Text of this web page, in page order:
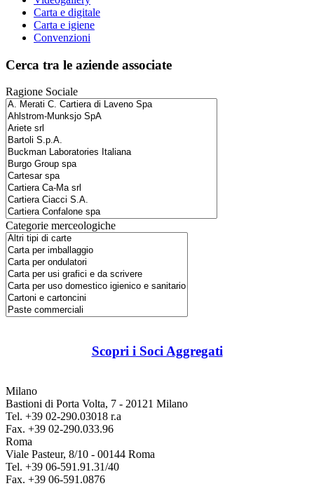
Carta e digitale
Carta e igiene
Convenzioni
Cerca tra le aziende associate
Ragione Sociale
Categorie merceologiche
Scopri i Soci Aggregati
Milano
Bastioni di Porta Volta, 7 - 20121 Milano
Tel. +39 02-290.03018 r.a
Fax. +39 02-290.033.96
Roma
Viale Pasteur, 8/10 - 00144 Roma
Tel. +39 06-591.91.31/40
Fax. +39 06-591.0876